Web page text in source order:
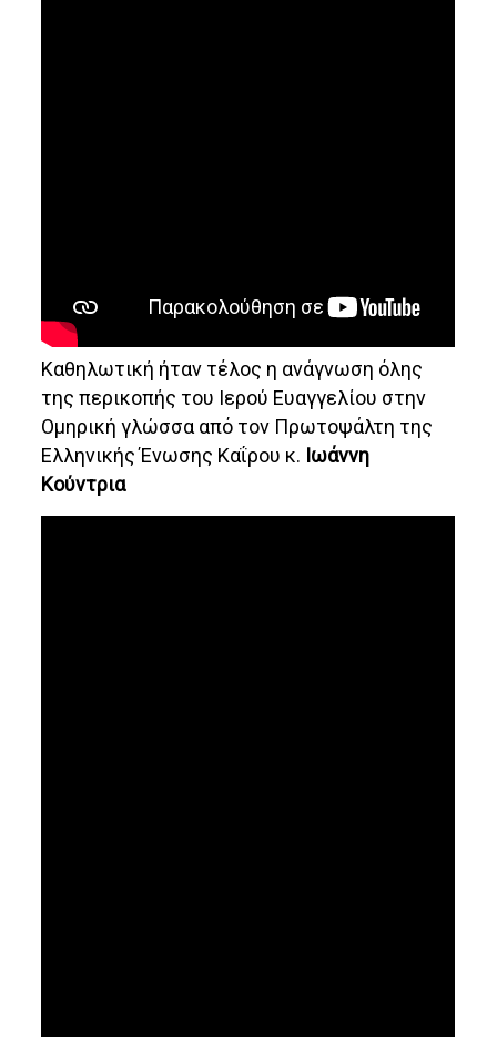
Καθηλωτική ήταν τέλος η ανάγνωση όλης
της περικοπής του Ιερού Ευαγγελίου στην
Ομηρική γλώσσα από τον Πρωτοψάλτη της
Ελληνικής Ένωσης Καΐρου κ. Ιωάννη
Κούντρια